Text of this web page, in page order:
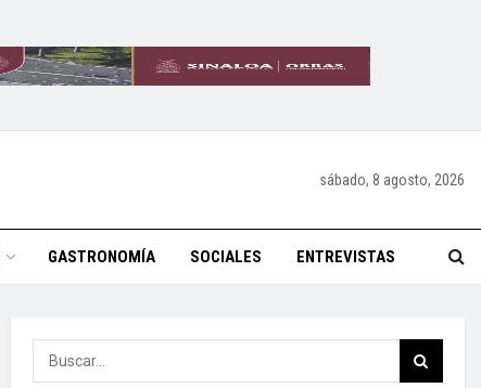
sábado, 8 agosto, 2026
GASTRONOMÍA SOCIALES ENTREVISTAS